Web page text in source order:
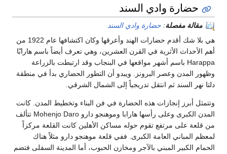
حضارة وادي السند
مقالة مفصلة: حضارة وادي السند
هي بلا شك أقدم حضارات الهند وأعرقها وكان اكتشافها عام 1922 من
أهم الأحداث الأثرية في القرن العشرين، وهي تعرف أيضاً باسم هارابّا
Harappa باسم أشهر مواقعها في البنجاب وقد ارتبطت بالزراعة
وظهور المدن وعصر البرونز. ويبدو أن التطور الحضاري بدأ في منطقة
دلتا نهر السند ثم انتقل تدريجياً إلى الشمال الشرقي.
وتتمثل أبرز إنجازات هذه الحضارة في فن البناء وتخطيط المدن. كانت
المدن الكبرى وعلى رأسها هارابا وموهنجو دارو Mohenjo Daro تتألف
من قلعة على مرتفع تقوم حوله مساكن الأهلين كانت القلعة مركزاً
لمعظم المباني العامة الكبرى. ففي قلعة موهنجو دارو مثلاً هناك
الحمام الكبير المبني بالآجر ومخازن الحبوب، أما المدينة السفلى فتضم